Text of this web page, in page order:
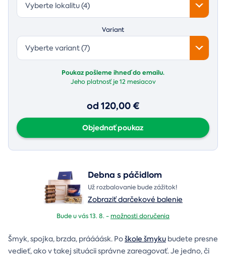
Vyberte lokalitu (4)
Variant
Vyberte variant (7)
Poukaz pošleme ihneď do emailu.
Jeho platnosť je12 mesiacov
od 120,00 €
Objednať poukaz
Debna s páčidlom
Už rozbalovanie bude zážitok!
Zobraziť darčekové balenie
Bude u vás 13. 8. -možnosti doručenia
Šmyk, spojka, brzda, práááásk. Poškole šmyku budete presne
vedieť, ako v takej situácii správne zareagovať. Je jedno, či